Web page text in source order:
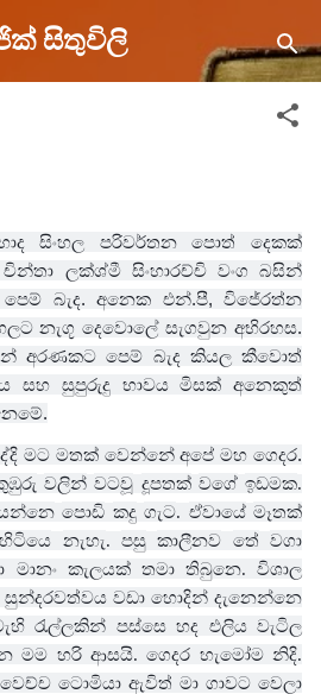
to main content
සිතුවිලි
සිංහල පරිවර්තන පොත් දෙකක්
ලක්ශ්මී සිංහාරච්චි වංග බසින්
බැද. අනෙක එන්.පී, විජේරත්න
නැගූ දෙවොලේ සැගවුන අභිරහස.
අරණකට පෙම් බැද කියල කීවොත්
සහ සුපුරුදු භාවය මිසක් අනෙකුත්
මට මතක් වෙන්නේ අපේ මහ ගෙදර.
වලින් වටවූ දූපතක් වගේ ඉඩමක.
පොඩි කදු ගැට. ඒවායේ මෑතක්
හිටියෙ නැහැ. පසු කාලීනව තේ වගා
මානං කැලයක් තමා තිබුනෙ. විශාල
සුන්දරවත්වය වඩා හොදින් දැනෙන්නෙ
රැල්ලකින් පස්සෙ හද එලිය වැටිල
මම හරි ආසයි.ගෙදර හැමෝම නිදි.
වෙච්ච ටොමියා ඇවිත් මා ගාවට වෙලා